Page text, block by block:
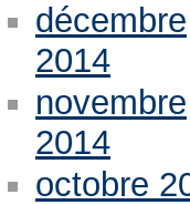
décembre
2014
novembre
2014
octobre